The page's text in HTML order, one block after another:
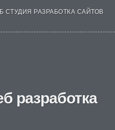
СТУДИЯ РАЗРАБОТКА САЙТОВ
разработка